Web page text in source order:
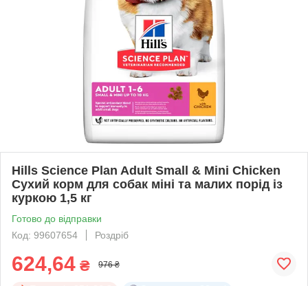
Hills Science Plan Adult Small & Mini Chicken
Сухий корм для собак міні та малих порід із
куркою 1,5 кг
Готово до відправки
Код: 99607654
Роздріб
624,64 ₴ 976 ₴